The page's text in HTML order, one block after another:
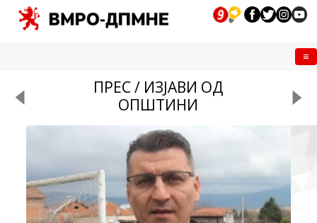
ПРЕС / ИЗЈАВИ ОД
ОПШТИНИ